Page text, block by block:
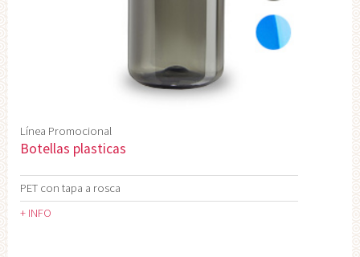
Línea Promocional
Botellas plasticas
PET con tapa a rosca
+ INFO